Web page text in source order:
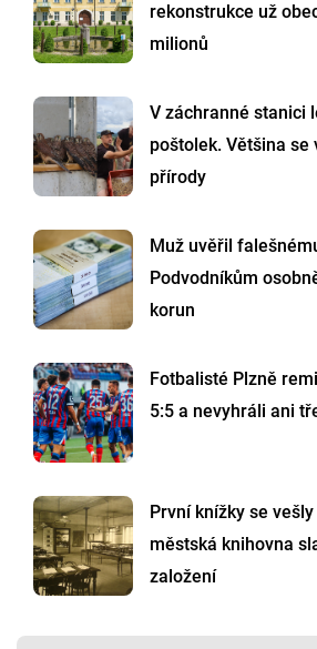
rekonstrukce už
milionů
V záchranné stanici
poštolek. Většina se
přírody
Muž uvěřil
Podvodníkům
korun
Fotbalisté Plzně
5:5 a nevyhráli ani
První knížky se
městská knihovna
založení